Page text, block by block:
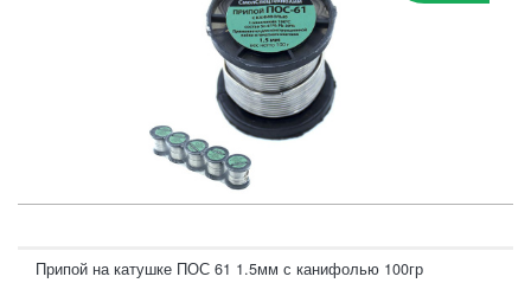
Припой на катушке ПОС 61 1.5мм с канифолью 100гр